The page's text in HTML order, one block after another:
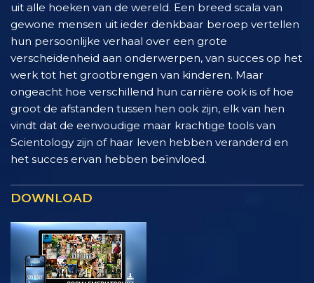
uit alle hoeken van de wereld. Een breed scala van
gewone mensen uit ieder denkbaar beroep vertellen
hun persoonlijke verhaal over een grote
verscheidenheid aan onderwerpen, van succes op het
werk tot het grootbrengen van kinderen. Maar
ongeacht hoe verschillend hun carrière ook is of hoe
groot de afstanden tussen hen ook zijn, elk van hen
vindt dat de eenvoudige maar krachtige tools van
Scientology zijn of haar leven hebben veranderd en
het succes ervan hebben beïnvloed.
DOWNLOAD